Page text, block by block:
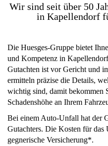
Wir sind seit über 50
in Kapellendorf
Die Huesges-Gruppe bietet
und Kompetenz in
Gutachten ist vor Gericht und
ermitteln präzise die Details,
wichtig sind, damit bekommen
Schadenshöhe an Ihrem
Bei einem Auto-Unfall hat der
Gutachters. Die Kosten für das
gegnerische Versicherung*.